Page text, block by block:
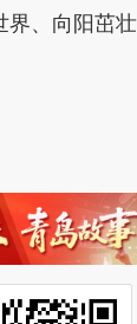
、向阳茁壮